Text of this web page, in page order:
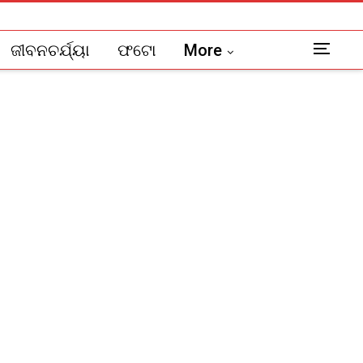
ଜୀବନଚର୍ଯ୍ୟା ଫଟୋ More